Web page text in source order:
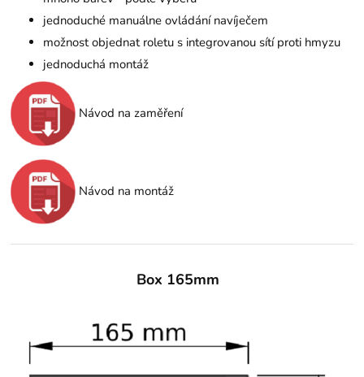
jednoduché manuálne ovládání navíječem
možnost objednat roletu s integrovanou sítí proti hmyzu
jednoduchá montáž
Návod na zaměření
Návod na montáž
Box 165mm